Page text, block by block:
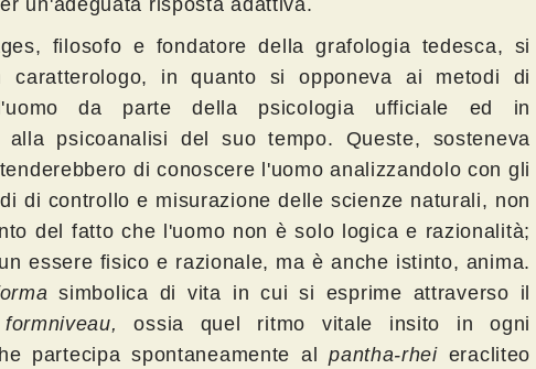
filosofo e fondatore della grafologia tedesca, si
caratterologo, in quanto si opponeva ai metodi di
da parte della psicologia ufficiale ed in
alla psicoanalisi del suo tempo. Queste, sosteneva
di conoscere l'uomo analizzandolo con gli
di controllo e misurazione delle scienze naturali, non
del fatto che l'uomo non è solo logica e razionalità;
essere fisico e razionale, ma è anche istinto, anima.
simbolica di vita in cui si esprime attraverso il
formniveau,ossia quel ritmo vitale insito in ogni
partecipa spontaneamente alpantha-rheieracliteo